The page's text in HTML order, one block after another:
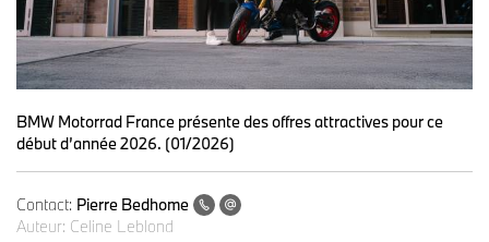
BMW Motorrad France présente des offres attractives pour ce
début d’année 2026. (01/2026)
Contact: Pierre Bedhome
Auteur: Celine Leblond